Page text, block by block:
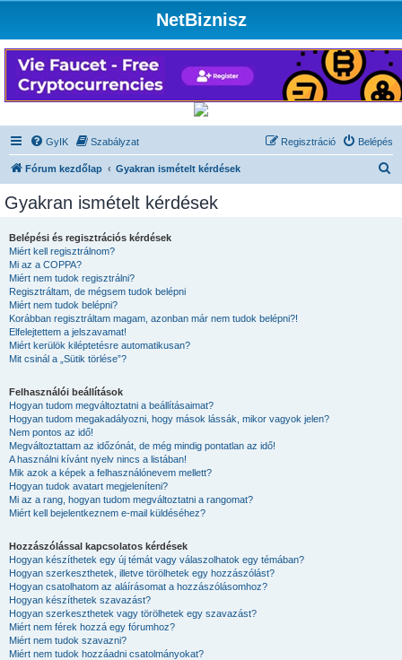
NetBiznisz
GyIK Szabályzat Belépés
Regisztráció
Fórum kezdőlap Gyakran ismételt kérdések
Gyakran ismételt kérdések
Belépési és regisztrációs kérdések
Miért kell regisztrálnom?
Mi az a COPPA?
Miért nem tudok regisztrálni?
Regisztráltam, de mégsem tudok belépni
Miért nem tudok belépni?
Korábban regisztráltam magam, azonban már nem tudok belépni?!
Elfelejtettem a jelszavamat!
Miért kerülök kiléptetésre automatikusan?
Mit csinál a „Sütik törlése”?
Felhasználói beállítások
Hogyan tudom megváltoztatni a beállításaimat?
Hogyan tudom megakadályozni, hogy mások lássák, mikor vagyok jelen?
Nem pontos az idő!
Megváltoztattam az időzónát, de még mindig pontatlan az idő!
A használni kívánt nyelv nincs a listában!
Mik azok a képek a felhasználónevem mellett?
Hogyan tudok avatart megjeleníteni?
Mi az a rang, hogyan tudom megváltoztatni a rangomat?
Miért kell bejelentkeznem e-mail küldéséhez?
Hozzászólással kapcsolatos kérdések
Hogyan készíthetek egy új témát vagy válaszolhatok egy témában?
Hogyan szerkeszthetek, illetve törölhetek egy hozzászólást?
Hogyan csatolhatom az aláírásomat a hozzászólásomhoz?
Hogyan készíthetek szavazást?
Hogyan szerkeszthetek vagy törölhetek egy szavazást?
Miért nem férek hozzá egy fórumhoz?
Miért nem tudok szavazni?
Miért nem tudok hozzáadni csatolmányokat?